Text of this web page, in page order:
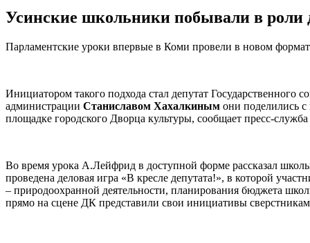
Усинские школьники побывали в роли
Парламентские уроки впервые в Коми провели в новом
Инициатором такого подхода стал депутат
администрации Станиславом Хахалкиным они поделились
площадке городского Дворца культуры, сообщает пресс-
Во время урока А.Лейфрид в доступной форме рассказал
проведена деловая игра «В кресле депутата!», в которой
– природоохранной деятельности, планирования бюджета
прямо на сцене ДК представили свои инициативы